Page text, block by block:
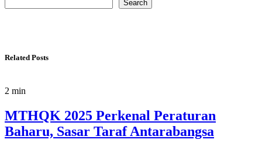
Search
Related Posts
2 min
MTHQK 2025 Perkenal Peraturan
Baharu, Sasar Taraf Antarabangsa